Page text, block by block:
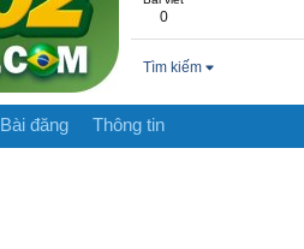
0
Tìm kiếm
Bài đăng Thông tin